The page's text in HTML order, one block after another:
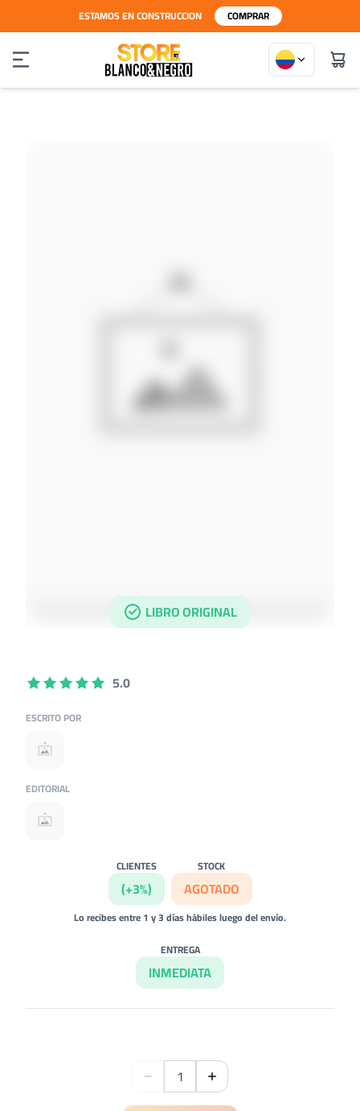
ESTAMOS EN CONSTRUCCION COMPRAR
LIBRO ORIGINAL
5.0
ESCRITO POR
EDITORIAL
CLIENTES
(+3%)
STOCK
AGOTADO
Lo recibes entre 1 y 3 días hábiles luego del envío.
ENTREGA
INMEDIATA